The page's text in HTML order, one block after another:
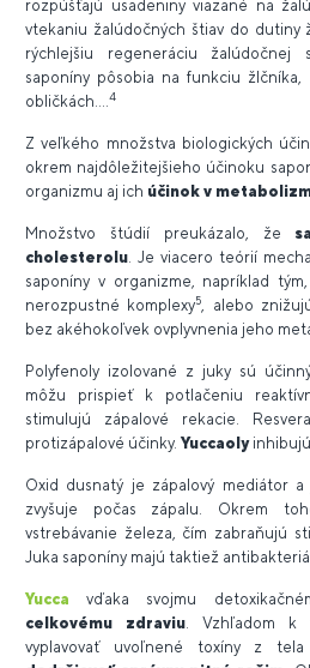
rozpúšťajú usadeniny viazané na
vtekaniu žalúdočných štiav do dutiny
rýchlejšiu regeneráciu žalúdočnej
saponíny pôsobia na funkciu
obličkách....4
Z veľkého množstva biologických
okrem najdôležitejšieho účinoku
organizmu aj ich účinok v
Množstvo štúdií preukázalo, že
cholesterolu. Je viacero teórií
saponíny v organizme, napríklad
nerozpustné komplexy5, alebo
bez akéhokoľvek ovplyvnenia jeho
Polyfenoly izolované z juky sú
môžu prispieť k potlačeniu
stimulujú zápalové rekacie.
protizápalové účinky. Yuccaoly
Oxid dusnatý je zápalový mediátor
zvyšuje počas zápalu. Okrem
vstrebávanie železa, čím zabraňujú
Juka saponíny majú taktiež
Yucca vďaka svojmu
celkovému zdraviu. Vzhľadom k
vyplavovať uvoľnené toxíny z